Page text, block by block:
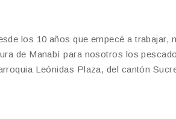
los 10 años que empecé a
de Manabí para nosotros los
Leónidas Plaza, del cantón